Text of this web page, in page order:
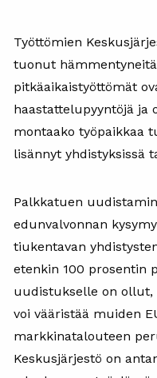
Työttömien
tuonut
pitkäaikaistyöttömät
haastattelupyyntöjä ja
montaako työpaikkaa
lisännyt yhdistyksissä
Palkkatuen
edunvalvonnan
tiukentavan
etenkin 100 prosentin
uudistukselle on
voi vääristää muiden
markkinatalouteen
Keskusjärjestö on